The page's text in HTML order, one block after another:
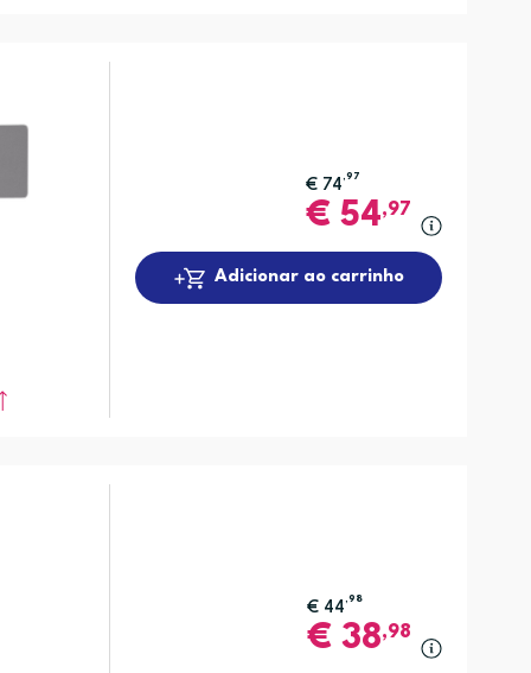
€ 74,97
€54,97
Adicionar ao carrinho
€ 44,98
€38,98